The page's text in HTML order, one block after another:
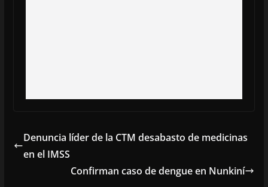
Denuncia líder de la CTM desabasto de medicinas
en el IMSS
Confirman caso de dengue en Nunkiní